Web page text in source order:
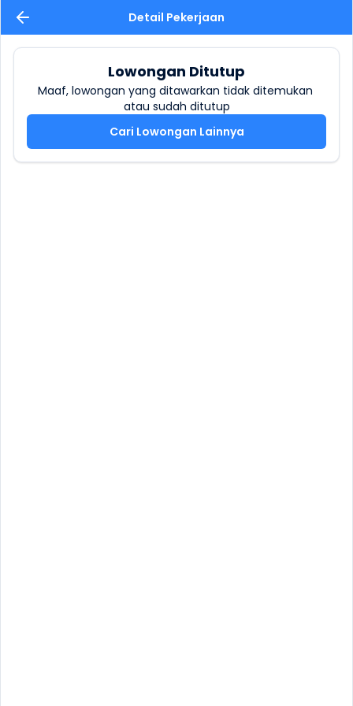
Detail Pekerjaan
Lowongan Ditutup
Maaf, lowongan yang ditawarkan tidak ditemukan
atau sudah ditutup
Cari Lowongan Lainnya